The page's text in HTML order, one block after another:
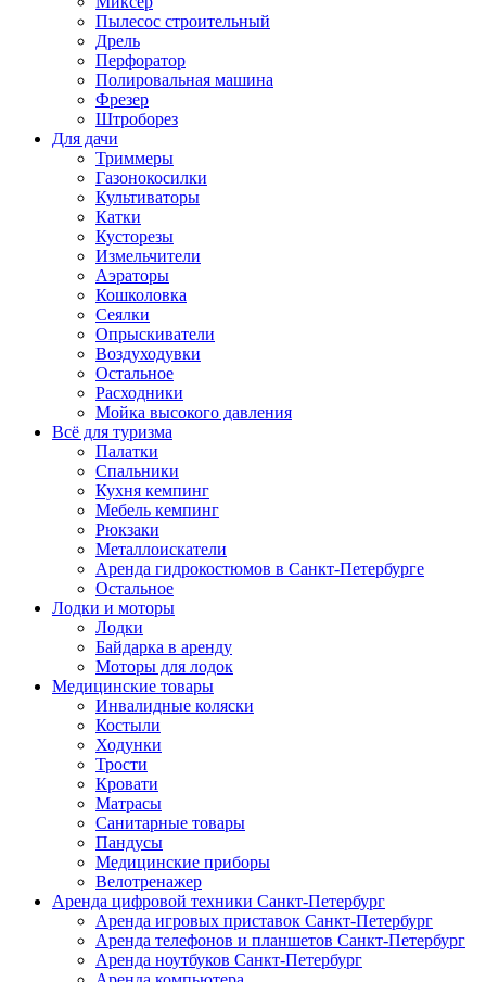
Пылесос строительный
Дрель
Перфоратор
Полировальная машина
Фрезер
Штроборез
Для дачи
Триммеры
Газонокосилки
Культиваторы
Катки
Кусторезы
Измельчители
Аэраторы
Кошколовка
Сеялки
Опрыскиватели
Воздуходувки
Остальное
Расходники
Мойка высокого давления
Всё для туризма
Палатки
Спальники
Кухня кемпинг
Мебель кемпинг
Рюкзаки
Металлоискатели
Аренда гидрокостюмов в Санкт-Петербурге
Остальное
Лодки и моторы
Лодки
Байдарка в аренду
Моторы для лодок
Медицинские товары
Инвалидные коляски
Костыли
Ходунки
Трости
Кровати
Матрасы
Санитарные товары
Пандусы
Медицинские приборы
Велотренажер
Аренда цифровой техники Санкт-Петербург
Аренда игровых приставок Санкт-Петербург
Аренда телефонов и планшетов Санкт-Петербург
Аренда ноутбуков Санкт-Петербург